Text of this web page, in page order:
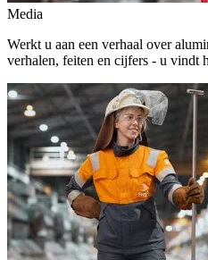
Media
Werkt u aan een verhaal over
verhalen, feiten en cijfers - u vindt